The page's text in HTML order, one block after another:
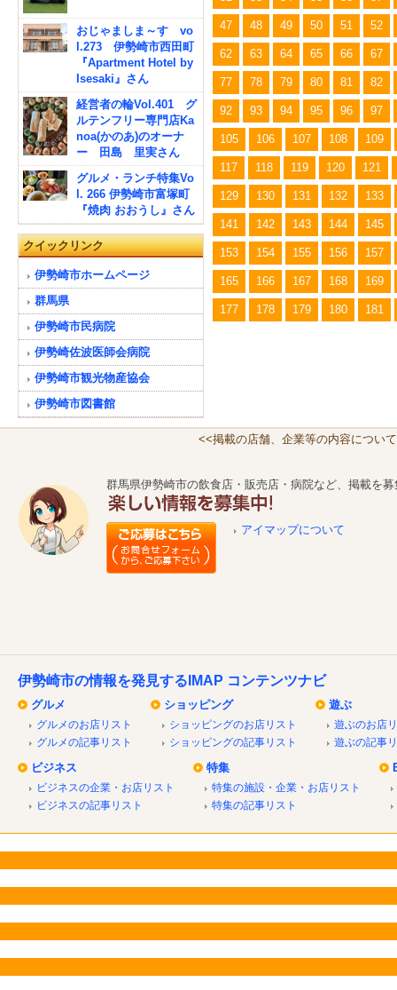
47 48 49 50 51 52
62 63 64 65 66 67
77 78 79 80 81 82
92 93 94 95 96 97
105 106 107 108 109
117 118 119 120 121
129 130 131 132 133
141 142 143 144 145
153 154 155 156 157
165 166 167 168 169
177 178 179 180 181
おじゃましま～す vo
l.273 伊勢崎市西田町
『Apartment Hotel by
Isesaki』さん
経営者の輪Vol.401 グ
ルテンフリー専門店Ka
noa(かのあ)のオーナ
ー 田島 里実さん
グルメ・ランチ特集Vo
l. 266 伊勢崎市富塚町
『焼肉 おおうし』さん
クイックリンク
伊勢崎市ホームページ
群馬県
伊勢崎市民病院
伊勢崎佐波医師会病院
伊勢崎市観光物産協会
伊勢崎市図書館
<<掲載の店舗、企業等の内容につい
群馬県伊勢崎市の飲食店・販売店・病院など、掲載を
アイマップについて
伊勢崎市の情報を発見するIMAP コンテンツナビ
グルメ
グルメのお店リスト
グルメの記事リスト
ショッピング
ショッピングのお店リスト
ショッピングの記事リスト
遊ぶ
遊ぶのお店
遊ぶの記事
ビジネス
ビジネスの企業・お店リスト
ビジネスの記事リスト
特集
特集の施設・企業・お店リスト
特集の記事リスト